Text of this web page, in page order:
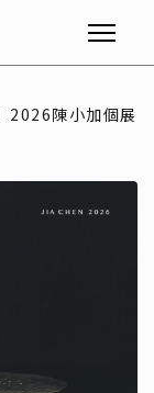
2026陳小加個展